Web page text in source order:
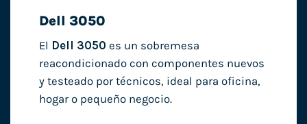
Dell 3050
El Dell 3050 es un sobremesa
reacondicionado con componentes nuevos
y testeado por técnicos, ideal para oficina,
hogar o pequeño negocio.